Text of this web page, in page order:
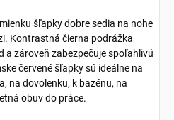
šľapky dobre sedia na nohe
Kontrastná čierna podrážka
a zároveň zabezpečuje spoľahlivú
červené šľapky sú ideálne na
na dovolenku, k bazénu, na
obuv do práce.